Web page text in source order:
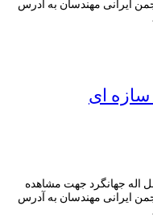
ایرانی مهندسان به آدرس
مهندس فضل اله جهانگرد جهت مشاهده
ایرانی مهندسان به آدرس